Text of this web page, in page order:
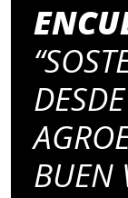
BUEN